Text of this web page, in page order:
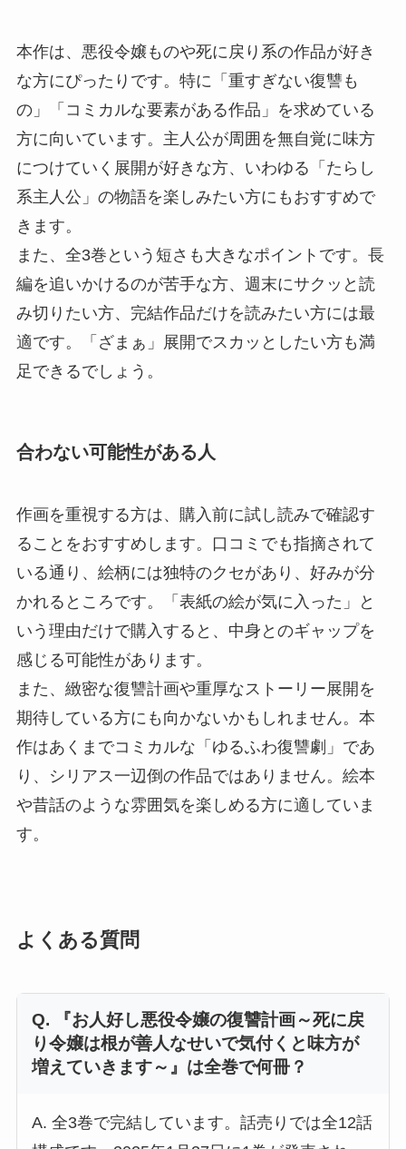
本作は、悪役令嬢ものや死に戻り系の作品が好き
な方にぴったりです。特に「重すぎない復讐も
の」「コミカルな要素がある作品」を求めている
方に向いています。主人公が周囲を無自覚に味方
につけていく展開が好きな方、いわゆる「たらし
系主人公」の物語を楽しみたい方にもおすすめで
きます。
また、全3巻という短さも大きなポイントです。長
編を追いかけるのが苦手な方、週末にサクッと読
み切りたい方、完結作品だけを読みたい方には最
適です。「ざまぁ」展開でスカッとしたい方も満
足できるでしょう。
合わない可能性がある人
作画を重視する方は、購入前に試し読みで確認す
ることをおすすめします。口コミでも指摘されて
いる通り、絵柄には独特のクセがあり、好みが分
かれるところです。「表紙の絵が気に入った」と
いう理由だけで購入すると、中身とのギャップを
感じる可能性があります。
また、緻密な復讐計画や重厚なストーリー展開を
期待している方にも向かないかもしれません。本
作はあくまでコミカルな「ゆるふわ復讐劇」であ
り、シリアス一辺倒の作品ではありません。絵本
や昔話のような雰囲気を楽しめる方に適していま
す。
よくある質問
Q. 『お人好し悪役令嬢の復讐計画～死に戻
り令嬢は根が善人なせいで気付くと味方が
増えていきます～』は全巻で何冊？
A. 全3巻で完結しています。話売りでは全12話